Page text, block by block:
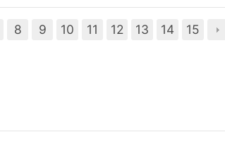
8 9 10 11 12 13 14 15